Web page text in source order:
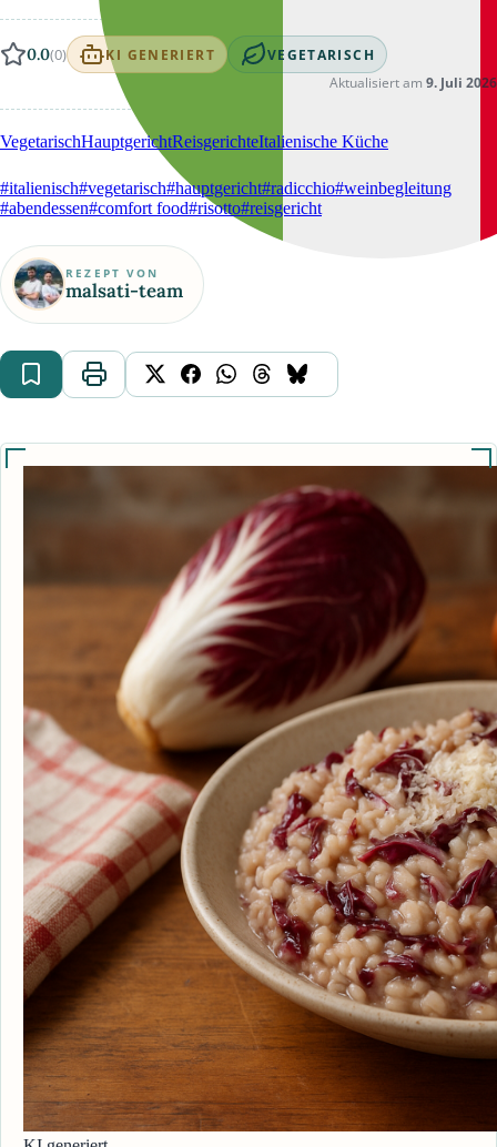
0.0(0) KI GENERIERT VEGETARISCH
Aktualisiert am 9. Juli 2026
VegetarischHauptgerichtReisgerichteItalienische Küche
#italienisch#vegetarisch#hauptgericht#radicchio#weinbegleitung
#abendessen#comfort food#risotto#reisgericht
REZEPT VON
malsati-team